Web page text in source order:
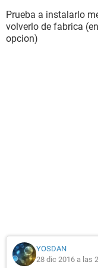
Prueba a instalarlo
volverlo de fabrica
opcion)
YOSDAN
28 dic 2016 a las